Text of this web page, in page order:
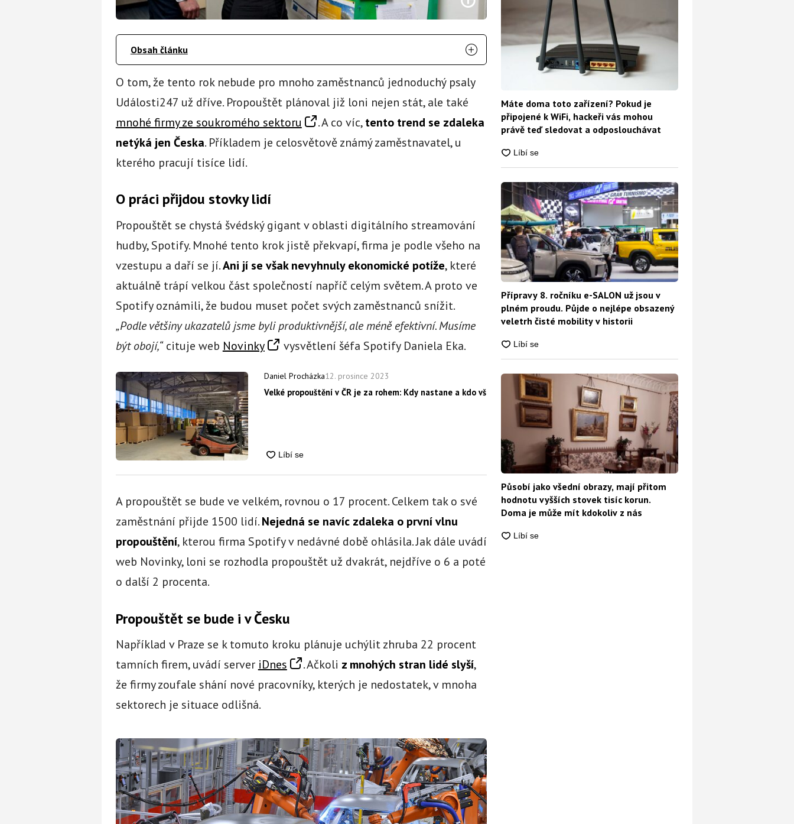
Obsah článku
O tom, že tento rok nebude pro mnoho zaměstnanců jednoduchý psaly
Události247 už dříve. Propouštět plánoval již loni nejen stát, ale také
mnohé firmy ze soukromého sektoru
. A co víc,tento trend se zdaleka
netýká jen Česka. Příkladem je celosvětově známý zaměstnavatel, u
kterého pracují tisíce lidí.
O práci přijdou stovky lidí
Propouštět se chystá švédský gigant v oblasti digitálního streamování
hudby, Spotify. Mnohé tento krok jistě překvapí, firma je podle všeho na
vzestupu a daří se jí.Ani jí se však nevyhnuly ekonomické potíže, které
aktuálně trápí velkou část společností napříč celým světem. A proto ve
Spotify oznámili, že budou muset počet svých zaměstnanců snížit.
„Podle většiny ukazatelů jsme byli produktivnější, ale méně efektivní. Musíme
být obojí,“cituje web Novinky vysvětlení šéfa Spotify Daniela Eka.
Daniel Procházka12. prosince 2023
Velké propouštění v ČR je za rohem: Kdy nastane a kdo všechno přijde o práci? Známe odpovědi
A propouštět se bude ve velkém, rovnou o 17 procent. Celkem tak o své
zaměstnání přijde 1500 lidí.Nejedná se navíc zdaleka o první vlnu
propouštění, kterou firma Spotify v nedávné době ohlásila. Jak dále uvádí
web Novinky, loni se rozhodla propouštět už dvakrát, nejdříve o 6 a poté
o další 2 procenta.
Propouštět se bude i v Česku
Například v Praze se k tomuto kroku plánuje uchýlit zhruba 22 procent
tamních firem, uvádí server iDnes . Ačkoli z mnohých stran lidé slyší,
že firmy zoufale shání nové pracovníky, kterých je nedostatek, v mnoha
sektorech je situace odlišná.
Máte doma toto zařízení? Pokud je
připojené k WiFi, hackeři vás mohou
právě teď sledovat a odposlouchávat
Přípravy 8. ročníku e-SALON už jsou v
plném proudu. Půjde o nejlépe obsazený
veletrh čisté mobility v historii
Působí jako všední obrazy, mají přitom
hodnotu vyšších stovek tisíc korun.
Doma je může mít kdokoliv z nás